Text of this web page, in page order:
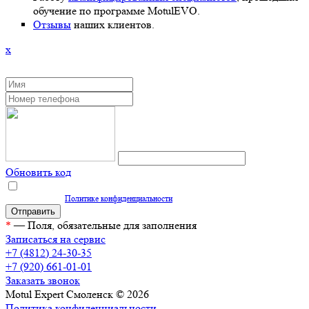
обучение по программе MotulEVO.
Отзывы наших клиентов.
x
Обновить код
Политике конфиденциальности
* — Поля, обязательные для заполнения
Записаться на сервис
+7 (4812) 24-30-35
+7 (920) 661-01-01
Заказать звонок
Motul Expert Смоленск © 2026